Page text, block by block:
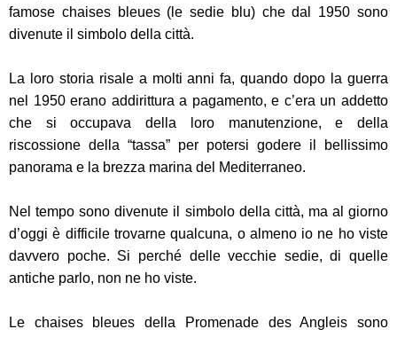
famose chaises bleues (le sedie blu) che dal 1950 sono
divenute il simbolo della città.
La loro storia risale a molti anni fa, quando dopo la guerra
nel 1950 erano addirittura a pagamento, e c’era un addetto
che si occupava della loro manutenzione, e della
riscossione della “tassa” per potersi godere il bellissimo
panorama e la brezza marina del Mediterraneo.
Nel tempo sono divenute il simbolo della città, ma al giorno
d’oggi è difficile trovarne qualcuna, o almeno io ne ho viste
davvero poche. Si perché delle vecchie sedie, di quelle
antiche parlo, non ne ho viste.
Le chaises bleues della Promenade des Angleis sono